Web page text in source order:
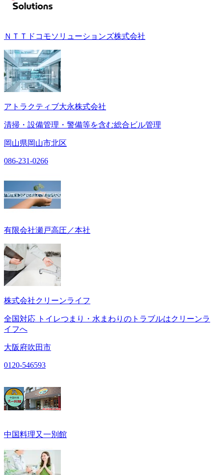
ＮＴＴドコモソリューションズ株式会社
アトラクティブ大永株式会社
清掃・設備管理・警備等を含む総合ビル管理
岡山県岡山市北区
086-231-0266
有限会社瀬戸高圧／本社
株式会社クリーンライフ
全国対応 トイレつまり・水まわりのトラブルはクリーンラ
イフへ
大阪府吹田市
0120-546593
中国料理又一別館